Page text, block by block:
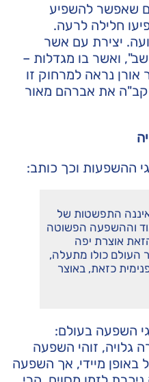
שאפשר להשפיע
חלילה לרעה.
יצירת עם אשר
ואשר בו מגדלות –
נראה למרחוק זו
את אברהם מאור
ההשפעות וכך כותב:
התפשטות של
וההשפעה הפשוטה
אוצרת יפה
העולם כולו מתעלה,
כזאת, באוצר
השפעה בעולם:
גלויה, זוהי השפעה
באופן מיידי, אך השפעה